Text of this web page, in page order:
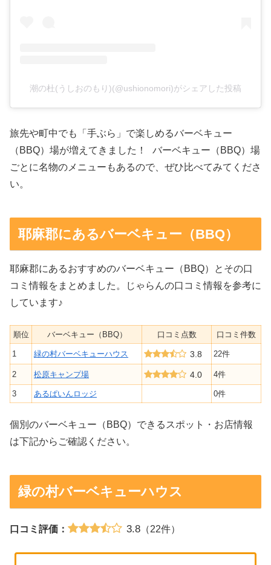
潮の杜(うしおのもり)(@ushionomori)がシェアした投稿
旅先や町中でも「手ぶら」で楽しめるバーベキュー
（BBQ）場が増えてきました！ バーベキュー（BBQ）場
ごとに名物のメニューもあるので、ぜひ比べてみてくださ
い。
耶麻郡にあるバーベキュー（BBQ）
耶麻郡にあるおすすめのバーベキュー（BBQ）とその口
コミ情報をまとめました。じゃらんの口コミ情報を参考に
しています♪
順位 バーベキュー（BBQ） 口コミ点数 口コミ件数
1 緑の村バーベキューハウス 3.8 22件
2 松原キャンプ場 4.0 4件
3 あるぱいんロッジ 0件
個別のバーベキュー（BBQ）できるスポット・お店情報
は下記からご確認ください。
緑の村バーベキューハウス
口コミ評価： 3.8（22件）